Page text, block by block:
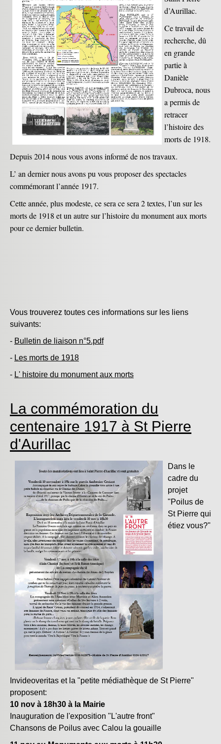
d’Aurillac.
Ce travail de
recherche, dû
en grande
partie à
Danièle
Dubroca, nous
a permis de
retracer
l’histoire des
morts de 1918.
Depuis 2014 nous vous avons informé de nos travaux.
L’ an dernier nous avons pu vous proposer des spectacles
commémorant l’année 1917.
Cette année, plus modeste, ce sera ce sera 2 textes, l’un sur les
morts de 1918 et un autre sur l’histoiredu monument aux morts
pour ce dernier bulletin.
Vous trouverez toutes ces informations sur les liens
suivants:
- Bulletin de liaison n°5.pdf
- Les morts de 1918
- L' histoire du monument aux morts
La commémoration du
centenaire 1917 à St Pierre
d'Aurillac
Dans le
cadre du
projet
"Poilus de
St Pierre qui
étiez vous?"
Invideoveritas et la "petite médiathèque de St Pierre"
proposent:
10 nov à 18h30 à la Mairie
Inauguration de l'exposition "L'autre front"
Chansons de Poilus avec Calou la gouaille